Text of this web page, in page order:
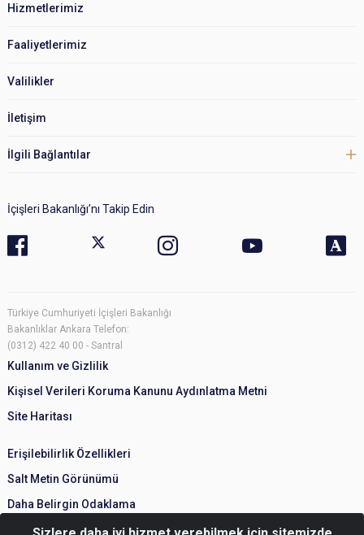
Hizmetlerimiz
Faaliyetlerimiz
Valilikler
İletişim
İlgili Bağlantılar
İçişleri Bakanlığı’nı Takip Edin
Türkiye Cumhuriyeti İçişleri Bakanlığı
Bakanlıklar Ankara Telefon:
(0312) 422 40 00 - Santral
Kullanım ve Gizlilik
Kişisel Verileri Koruma Kanunu Aydınlatma Metni
Site Haritası
Erişilebilirlik Özellikleri
Salt Metin Görünümü
Daha Belirgin Odaklama